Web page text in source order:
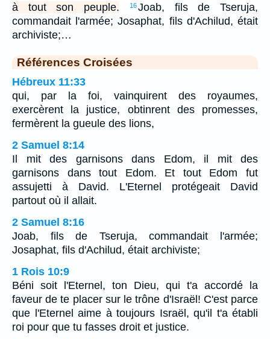
à tout son peuple.
16Joab, fils de Tseruja,
commandait l'armée; Josaphat, fils d'Achilud, était
archiviste;…
Références Croisées
Hébreux 11:33
qui, par la foi, vainquirent des royaumes,
exercèrent la justice, obtinrent des promesses,
fermèrent la gueule des lions,
2 Samuel 8:14
Il mit des garnisons dans Edom, il mit des
garnisons dans tout Edom. Et tout Edom fut
assujetti à David. L'Eternel protégeait David
partout où il allait.
2 Samuel 8:16
Joab, fils de Tseruja, commandait l'armée;
Josaphat, fils d'Achilud, était archiviste;
1 Rois 10:9
Béni soit l'Eternel, ton Dieu, qui t'a accordé la
faveur de te placer sur le trône d'Israël! C'est parce
que l'Eternel aime à toujours Israël, qu'il t'a établi
roi pour que tu fasses droit et justice.